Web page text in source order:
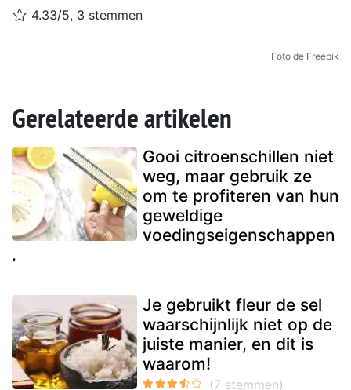
4.33/5, 3 stemmen
Foto de Freepik
Gerelateerde artikelen
Gooi citroenschillen niet
weg, maar gebruik ze
om te profiteren van hun
geweldige
voedingseigenschappen
.
Je gebruikt fleur de sel
waarschijnlijk niet op de
juiste manier, en dit is
waarom!